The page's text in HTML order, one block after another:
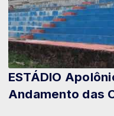
ESTÁDIO
Andamento das